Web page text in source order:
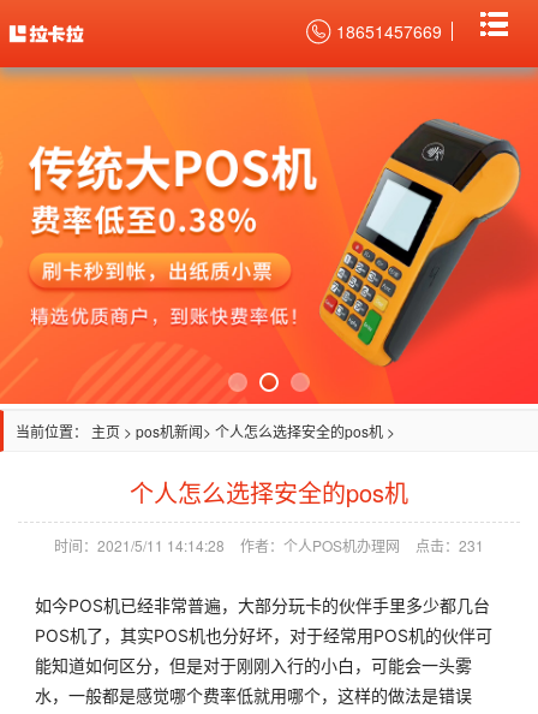
18651457669
当前位置： 主页 > pos机新闻> 个人怎么选择安全的pos机 >
个人怎么选择安全的pos机
时间：2021/5/11 14:14:28 作者：个人POS机办理网 点击： 231
如今POS机已经非常普遍，大部分玩卡的伙伴手里多少都几台
POS机了，其实POS机也分好坏，对于经常用POS机的伙伴可
能知道如何区分，但是对于刚刚入行的小白，可能会一头雾
水，一般都是感觉哪个费率低就用哪个，这样的做法是错误